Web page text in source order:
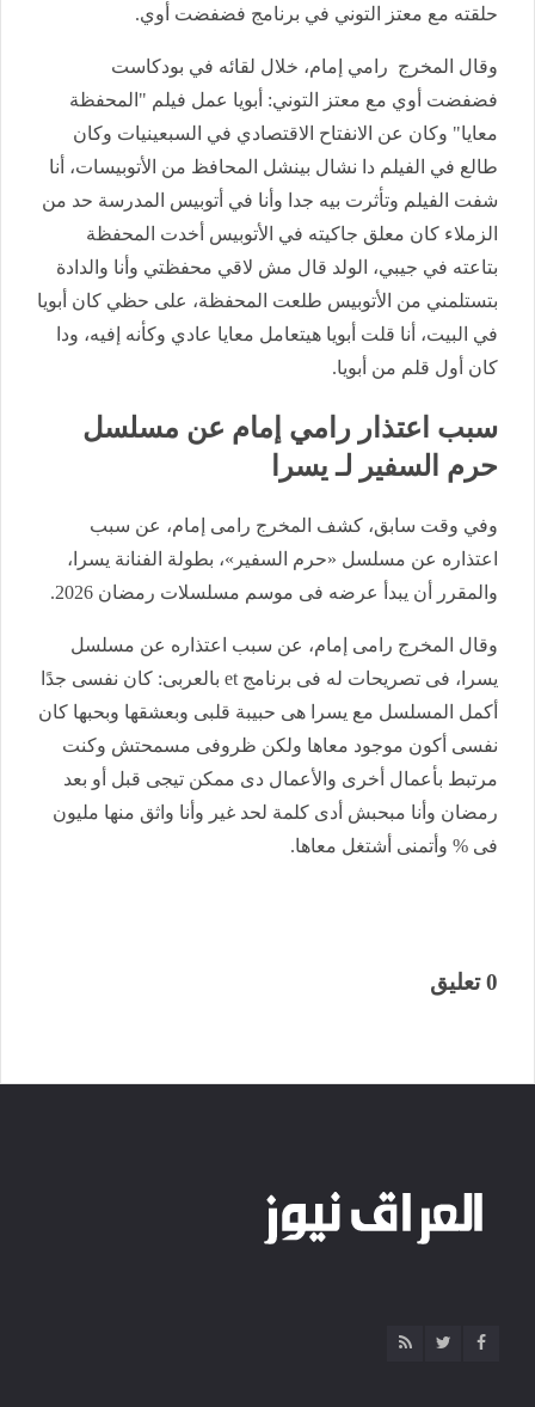
حلقته مع معتز التوني في برنامج فضفضت أوي.
وقال المخرج رامي إمام، خلال لقائه في بودكاست
فضفضت أوي مع معتز التوني: أبويا عمل فيلم "المحفظة
معايا" وكان عن الانفتاح الاقتصادي في السبعينيات وكان
طالع في الفيلم دا نشال بينشل المحافظ من الأتوبيسات، أنا
شفت الفيلم وتأثرت بيه جدا وأنا في أتوبيس المدرسة حد من
الزملاء كان معلق جاكيته في الأتوبيس أخدت المحفظة
بتاعته في جيبي، الولد قال مش لاقي محفظتي وأنا والدادة
بتستلمني من الأتوبيس طلعت المحفظة، على حظي كان أبويا
في البيت، أنا قلت أبويا هيتعامل معايا عادي وكأنه إفيه، ودا
كان أول قلم من أبويا.
سبب اعتذار رامي إمام عن مسلسل
حرم السفير لـ يسرا
وفي وقت سابق، كشف المخرج رامى إمام، عن سبب
اعتذاره عن مسلسل «حرم السفير»، بطولة الفنانة يسرا،
والمقرر أن يبدأ عرضه فى موسم مسلسلات رمضان 2026.
وقال المخرج رامى إمام، عن سبب اعتذاره عن مسلسل
يسرا، فى تصريحات له فى برنامج et بالعربى: كان نفسى جدًا
أكمل المسلسل مع يسرا هى حبيبة قلبى وبعشقها وبحبها كان
نفسى أكون موجود معاها ولكن ظروفى مسمحتش وكنت
مرتبط بأعمال أخرى والأعمال دى ممكن تيجى قبل أو بعد
رمضان وأنا مبحبش أدى كلمة لحد غير وأنا واثق منها مليون
فى % وأتمنى أشتغل معاها.
0 تعليق